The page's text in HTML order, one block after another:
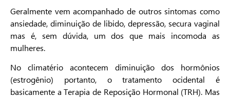
Geralmente vem acompanhado de outros sintomas como
ansiedade, diminuição de libido, depressão, secura vaginal
mas é, sem dúvida, um dos que mais incomoda as
mulheres.
No climatério acontecem diminuição dos hormônios
(estrogênio) portanto, o tratamento ocidental é
basicamente a Terapia de Reposição Hormonal (TRH). Mas